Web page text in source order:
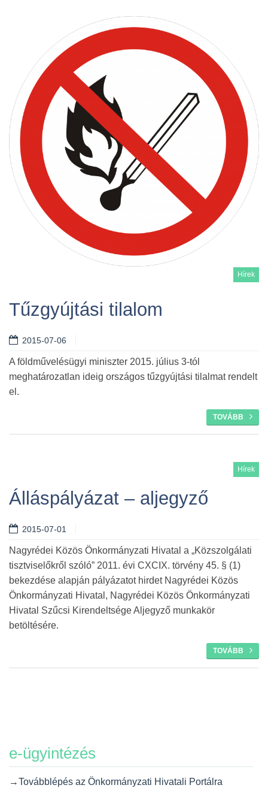
Hírek
Tűzgyújtási tilalom
2015-07-06
A földművelésügyi miniszter 2015. július 3-tól
meghatározatlan ideig országos tűzgyújtási tilalmat rendelt
el.
TOVÁBB
Hírek
Álláspályázat – aljegyző
2015-07-01
Nagyrédei Közös Önkormányzati Hivatal a „Közszolgálati
tisztviselőkről szóló” 2011. évi CXCIX. törvény 45. § (1)
bekezdése alapján pályázatot hirdet Nagyrédei Közös
Önkormányzati Hivatal, Nagyrédei Közös Önkormányzati
Hivatal Szűcsi Kirendeltsége Aljegyző munkakör
betöltésére.
TOVÁBB
e-ügyintézés
→Továbblépés az Önkormányzati Hivatali Portálra